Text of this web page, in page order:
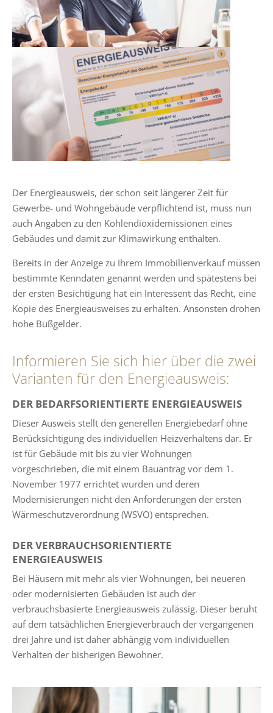
Der Energieausweis, der schon seit längerer Zeit für
Gewerbe- und Wohngebäude verpflichtend ist, muss nun
auch Angaben zu den Kohlendioxidemissionen eines
Gebäudes und damit zur Klimawirkung enthalten.
Bereits in der Anzeige zu Ihrem Immobilienverkauf müssen
bestimmte Kenndaten genannt werden und spätestens bei
der ersten Besichtigung hat ein Interessent das Recht, eine
Kopie des Energieausweises zu erhalten. Ansonsten drohen
hohe Bußgelder.
Informieren Sie sich hier über die zwei
Varianten für den Energieausweis:
DER BEDARFSORIENTIERTE ENERGIEAUSWEIS
Dieser Ausweis stellt den generellen Energiebedarf ohne
Berücksichtigung des individuellen Heizverhaltens dar. Er
ist für Gebäude mit bis zu vier Wohnungen
vorgeschrieben, die mit einem Bauantrag vor dem 1.
November 1977 errichtet wurden und deren
Modernisierungen nicht den Anforderungen der ersten
Wärmeschutzverordnung (WSVO) entsprechen.
DER VERBRAUCHSORIENTIERTE
ENERGIEAUSWEIS
Bei Häusern mit mehr als vier Wohnungen, bei neueren
oder modernisierten Gebäuden ist auch der
verbrauchsbasierte Energieausweis zulässig. Dieser beruht
auf dem tatsächlichen Energieverbrauch der vergangenen
drei Jahre und ist daher abhängig vom individuellen
Verhalten der bisherigen Bewohner.